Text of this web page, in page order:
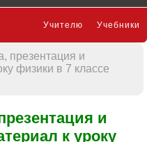
Учебники
Учителю
Презентации
презентация и
физики в 7 классе
и
к уроку